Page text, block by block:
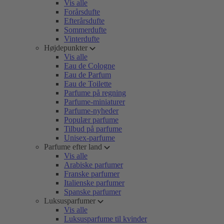
Vis alle
Forårsdufte
Efterårsdufte
Sommerdufte
Vinterdufte
Højdepunkter
Vis alle
Eau de Cologne
Eau de Parfum
Eau de Toilette
Parfume på regning
Parfume-miniaturer
Parfume-nyheder
Populær parfume
Tilbud på parfume
Unisex-parfume
Parfume efter land
Vis alle
Arabiske parfumer
Franske parfumer
Italienske parfumer
Spanske parfumer
Luksusparfumer
Vis alle
Luksusparfume til kvinder